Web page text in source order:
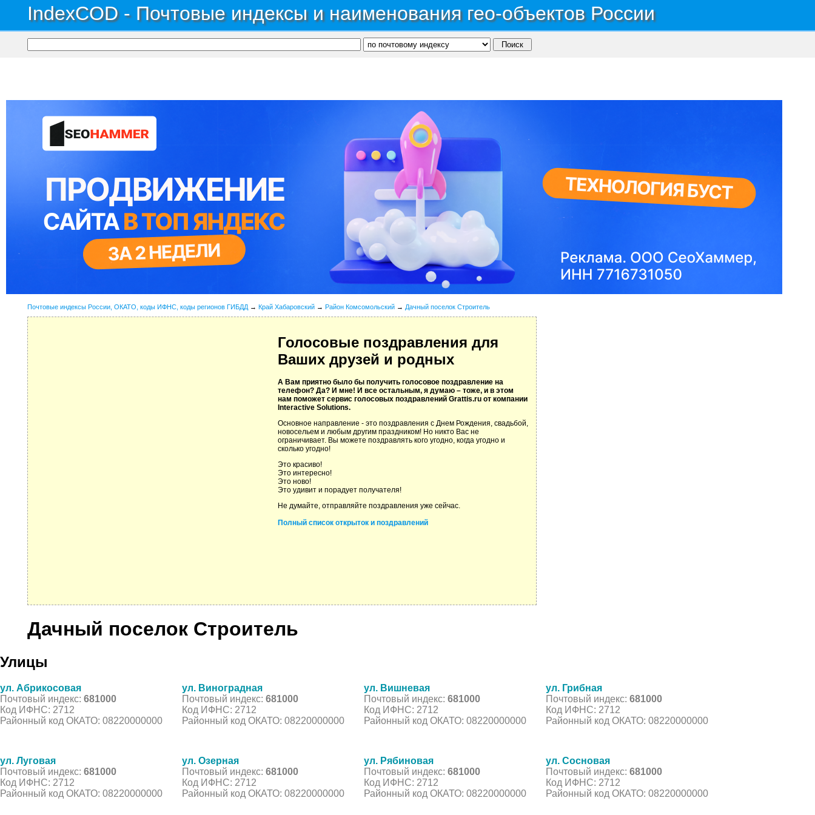
IndexCOD - Почтовые индексы и наименования гео-объектов России
Почтовые индексы России, ОКАТО, коды ИФНС, коды регионов ГИБДД → Край Хабаровский → Район Комсомольский → Дачный поселок Строитель
Голосовые поздравления для
Ваших друзей и родных
А Вам приятно было бы получить голосовое поздравление на
телефон? Да? И мне! И все остальным, я думаю – тоже, и в этом
нам поможет сервис голосовых поздравлений Grattis.ru от компании
Interactive Solutions.
Основное направление - это поздравления с Днем Рождения, свадьбой,
новосельем и любым другим праздником! Но никто Вас не
ограничивает. Вы можете поздравлять кого угодно, когда угодно и
сколько угодно!
Это красиво!
Это интересно!
Это ново!
Это удивит и порадует получателя!
Не думайте, отправляйте поздравления уже сейчас.
Полный список открыток и поздравлений
Дачный поселок Строитель
Улицы
ул. Абрикосовая
Почтовый индекс: 681000
Код ИФНС: 2712
Районный код ОКАТО: 08220000000
ул. Виноградная
Почтовый индекс: 681000
Код ИФНС: 2712
Районный код ОКАТО: 08220000000
ул. Вишневая
Почтовый индекс: 681000
Код ИФНС: 2712
Районный код ОКАТО: 08220000000
ул. Грибная
Почтовый индекс: 681000
Код ИФНС: 2712
Районный код ОКАТО: 08220000000
ул. Луговая
Почтовый индекс: 681000
Код ИФНС: 2712
Районный код ОКАТО: 08220000000
ул. Озерная
Почтовый индекс: 681000
Код ИФНС: 2712
Районный код ОКАТО: 08220000000
ул. Рябиновая
Почтовый индекс: 681000
Код ИФНС: 2712
Районный код ОКАТО: 08220000000
ул. Сосновая
Почтовый индекс: 681000
Код ИФНС: 2712
Районный код ОКАТО: 08220000000